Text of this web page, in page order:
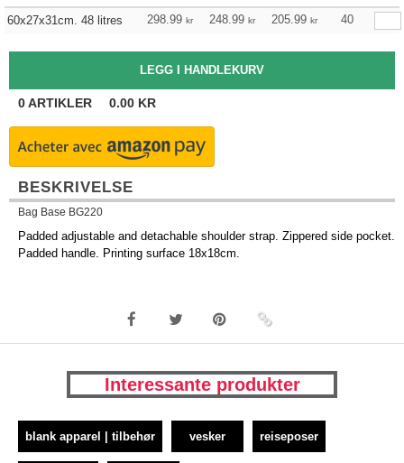
60x27x31cm. 48 litres 298.99 kr 248.99 kr 205.99 kr 40
0ARTIKLER 0.00 KR
BESKRIVELSE
Bag Base BG220
Padded adjustable and detachable shoulder strap. Zippered side pocket.
Padded handle. Printing surface 18x18cm.
Interessante produkter
blank apparel | tilbehør vesker reiseposer